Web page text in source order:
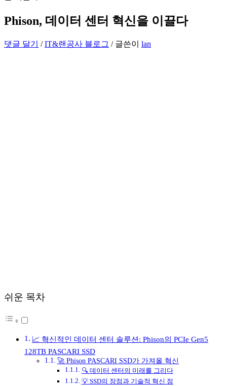
Phison, 데이터 센터 혁신을 이끌다
댓글 달기 /IT&랜공사 블로그 / 글쓴이 lan
쉬운 목차
📈 혁신적인 데이터 센터 솔루션: Phison의 PCIe Gen5
128TB PASCARI SSD
🚀 Phison PASCARI SSD가 가져올 혁신
🔍 데이터 센터의 미래를 그리다
💡 SSD의 장점과 기술적 혁신 점